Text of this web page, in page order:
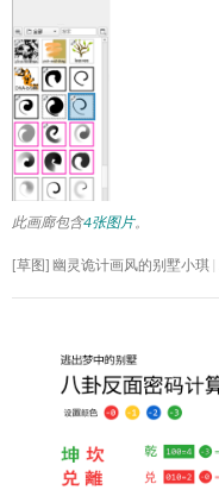
此画廊包含4张图片。
[草图] 幽灵诡计画风的别墅小琪